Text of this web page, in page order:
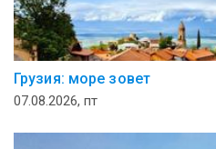
Грузия: море зовет
07.08.2026, пт